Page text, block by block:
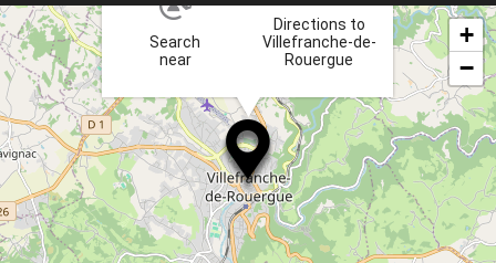
Search
near
Directions to
Villefranche-de-
Rouergue
+
−